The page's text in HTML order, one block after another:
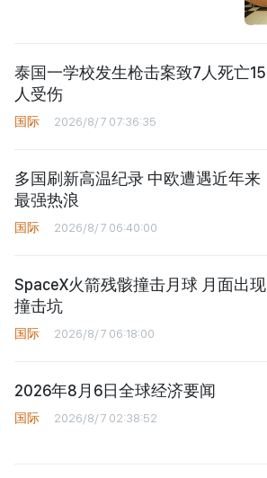
泰国一学校发生枪击案致7人死亡15
人受伤
国际 2026/8/7 07:36:35
多国刷新高温纪录 中欧遭遇近年来
最强热浪
国际 2026/8/7 06:40:00
SpaceX火箭残骸撞击月球 月面出现
撞击坑
国际 2026/8/7 06:18:00
2026年8月6日全球经济要闻
国际 2026/8/7 02:38:52